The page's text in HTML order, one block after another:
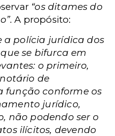
“os ditames do
. A propósito:
a polícia jurídica dos
se bifurca em
o primeiro,
de
função conforme os
jurídico,
não podendo ser o
ilícitos, devendo